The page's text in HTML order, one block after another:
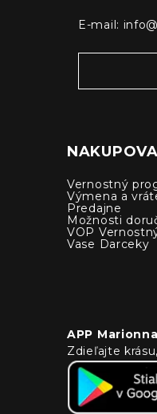
E-mail:
Vernostný
Výmena a
Predajne
Možnosti
VOP
Vase Darceky
APP
Zdieľajte